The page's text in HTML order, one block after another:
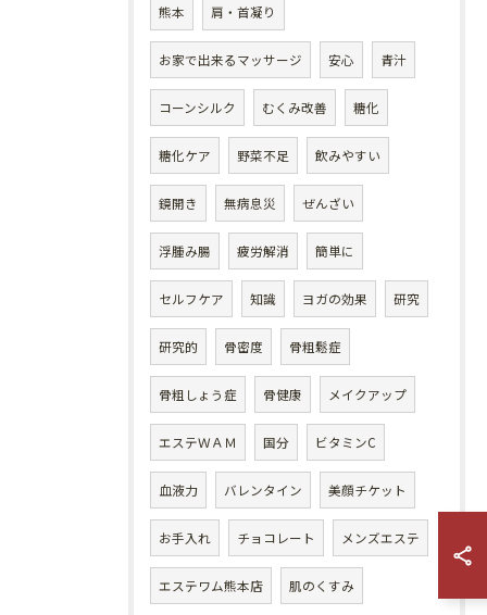
熊本 肩・首凝り
お家で出来るマッサージ 安心 青汁
コーンシルク むくみ改善 糖化
糖化ケア 野菜不足 飲みやすい
鏡開き 無病息災 ぜんざい
浮腫み腸 疲労解消 簡単に
セルフケア 知識 ヨガの効果 研究
研究的 骨密度 骨粗鬆症
骨粗しょう症 骨健康 メイクアップ
エステＷＡＭ 国分 ビタミンC
血液力 バレンタイン 美顔チケット
お手入れ チョコレート メンズエステ
エステワム熊本店 肌のくすみ